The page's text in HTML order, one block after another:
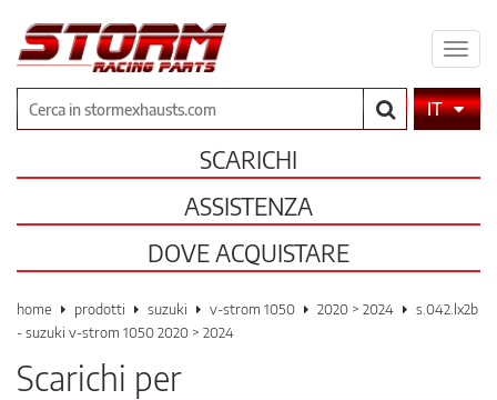
il
CercaIT
SCARICHI
ASSISTENZA
DOVE ACQUISTARE
home prodotti suzuki v-strom 1050 2020 > 2024
s.042.lx2b
- suzuki v-strom 1050 2020 > 2024
Scarichi per